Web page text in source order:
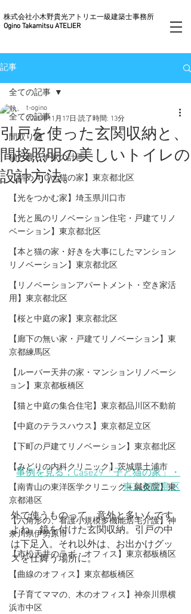
株式会社小木野貴光アトリエ一級建築士事務所
Ogino Takamitsu ATELIER
記事
全ての記事
間取り図
猫と暮らす家の計画
【斜め４０do猫の家】東京都北区
【光をつかむ家】埼玉県川口市
【光と風のリノベーション住宅・戸建てリノ
ベーション】東京都北区
【本と猫の家・好きを大事にしたマンション
リノベーション】東京都北区
【リノベーションアパートメント・空き家活
用】東京都北区
【桜と中庭の家】東京都北区
【廊下の無い家・戸建てリノベーション】東
京都練馬区
【ルーバー天井の家・マンションリノベーシ
ョン】東京都板橋区
【猫と中庭の集合住宅】東京都品川区不動前
【中庭のテラスハウス】東京都足立区
【下町の戸建てリノベーション】東京都北区
【みどりの内科クリニック】茨城県土浦市
【​南青山の東洋医学クリニック＋鍼灸院】東
京都港区
【六角形の、看護小規模多機能居宅介護】神
奈川県伊勢原市
【市松天井のラボ・オフィス】東京都板橋区
【曲線のオフィス】東京都板橋区
【子育てママの、木のオフィス】神奈川県横
浜市中区
全ての記事
引戸を使った玄関収納と、
間接照明の美しいトイレの
設計方法。
t-ogino
2025年11月17日 読了時間: 13分
事例を見る：Case29「子と猫の家」・
東京都豊島区
外で使うものって、意外と多いんです
よね。鏡を付けた玄関収納。引戸の中
は下足入。それ以外は、お出かけグッ
ズを仕舞う場所に。